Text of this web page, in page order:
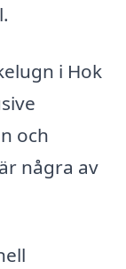
i Hok
och
några av